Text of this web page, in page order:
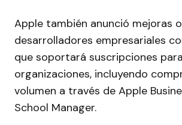
Apple también anunció mejoras
desarrolladores empresariales
que soportará suscripciones
organizaciones, incluyendo
volumen a través de Apple
School Manager.